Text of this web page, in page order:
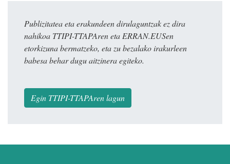
Publizitatea eta erakundeen dirulaguntzak ez dira
nahikoa TTIPI-TTAPAren eta ERRAN.EUSen
etorkizuna bermatzeko, eta zu bezalako irakurleen
babesa behar dugu aitzinera egiteko.
Egin TTIPI-TTAPAren lagun